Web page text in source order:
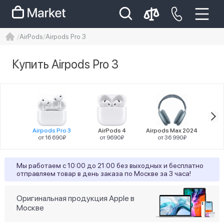
Iphone 14 pro max
айфон 14
AirPods Airpods Pro 3
Купить Airpods Pro 3
Airpods Pro 3
от 16 690₽
AirPods 4
от 9690₽
Airpods Max 2024
от 36 990₽
Мы работаем с 10:00 до 21:00 без выходных и бесплатно
отправляем товар в день заказа по Москве за 3 часа!
Оригинальная продукция Apple в
Москве
Цвет
Тип наушников
1